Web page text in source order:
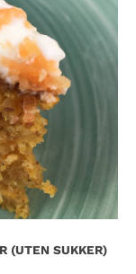
(UTEN SUKKER)